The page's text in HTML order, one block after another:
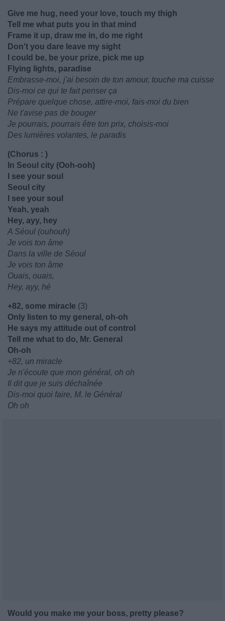
Give me hug, need your love, touch my thigh
Tell me what puts you in that mind
Frame it up, draw me in, do me right
Don't you dare leave my sight
I could be, be your prize, pick me up
Flying lights, paradise
Embrasse-moi, j'ai besoin de ton amour, touche ma cuisse
Dis-moi ce qui te fait penser ça
Prépare quelque chose, attire-moi, fais-moi du bien
Ne t'avise pas de bouger
Je pourrais, pourrais être ton prix, choisis-moi
Des lumières volantes, le paradis
(Chorus : )
In Seoul city (Ooh-ooh)
I see your soul
Seoul city
I see your soul
Yeah, yeah
Hey, ayy, hey
A Séoul (ouhouh)
Je vois ton âme
Dans la ville de Séoul
Je vois ton âme
Ouais, ouais,
Hey, ayy, hé
+82, some miracle (3)
Only listen to my general, oh-oh
He says my attitude out of control
Tell me what to do, Mr. General
Oh-oh
+82, un miracle
Je n'écoute que mon général, oh oh
Il dit que je suis déchaînée
Dis-moi quoi faire, M. le Général
Oh oh
Would you make me your boss, pretty please?